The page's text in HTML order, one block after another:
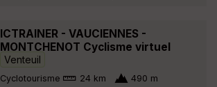
ICTRAINER - VAUCIENNES -
MONTCHENOT Cyclisme virtuel
Venteuil
Cyclotourisme 24 km 490 m